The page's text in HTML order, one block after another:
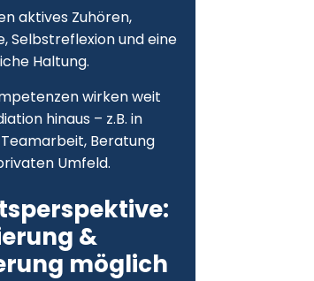
aktives Zuhören,
Selbstreflexion und eine
Haltung.
wirken weit
hinaus – z.B. in
Teamarbeit, Beratung
Umfeld.
&
möglich